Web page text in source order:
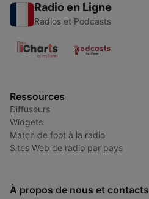
Radio en Ligne
Radios et Podcasts
Ressources
Diffuseurs
Widgets
Match de foot à la radio
Sites Web de radio par pays
À propos de nous et contacts